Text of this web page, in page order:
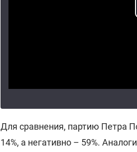
Для сравнения, партию Петра
14%, а негативно – 59%.